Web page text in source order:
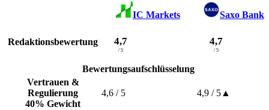
IC Markets Saxo Bank
Redaktionsbewertung 4,7
/ 5
4,7
/ 5
Bewertungsaufschlüsselung
Vertrauen &
Regulierung
40% Gewicht
4,6 / 5 4,9 / 5 ▲